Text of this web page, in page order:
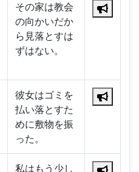
その家は教会
の向かいだか
ら見落とすは
ずはない。
彼女はゴミを
払い落とすた
めに敷物を振
った。
私はもう少し